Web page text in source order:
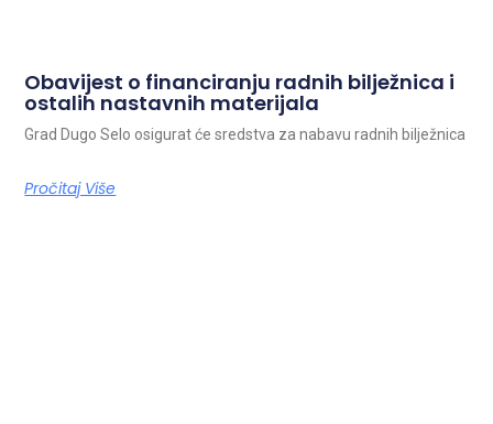
Obavijest o financiranju radnih bilježnica i
ostalih nastavnih materijala
Grad Dugo Selo osigurat će sredstva za nabavu radnih bilježnica
Pročitaj Više